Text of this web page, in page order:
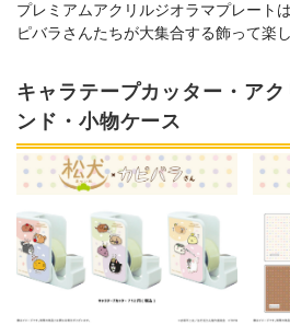
プレミアムアクリルジオラマプレート
ピバラさんたちが大集合する飾って楽
キャラテープカッター・ア
ンド・小物ケース